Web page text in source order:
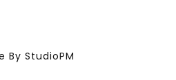
ByStudioPM